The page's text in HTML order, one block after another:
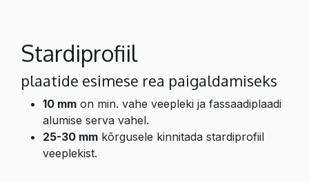
Stardiprofiil
plaatide esimese rea paigaldamiseks
10 mm on min. vahe veepleki ja fassaadiplaadi
alumise serva vahel.
25-30 mm kõrgusele kinnitada stardiprofiil
veeplekist.